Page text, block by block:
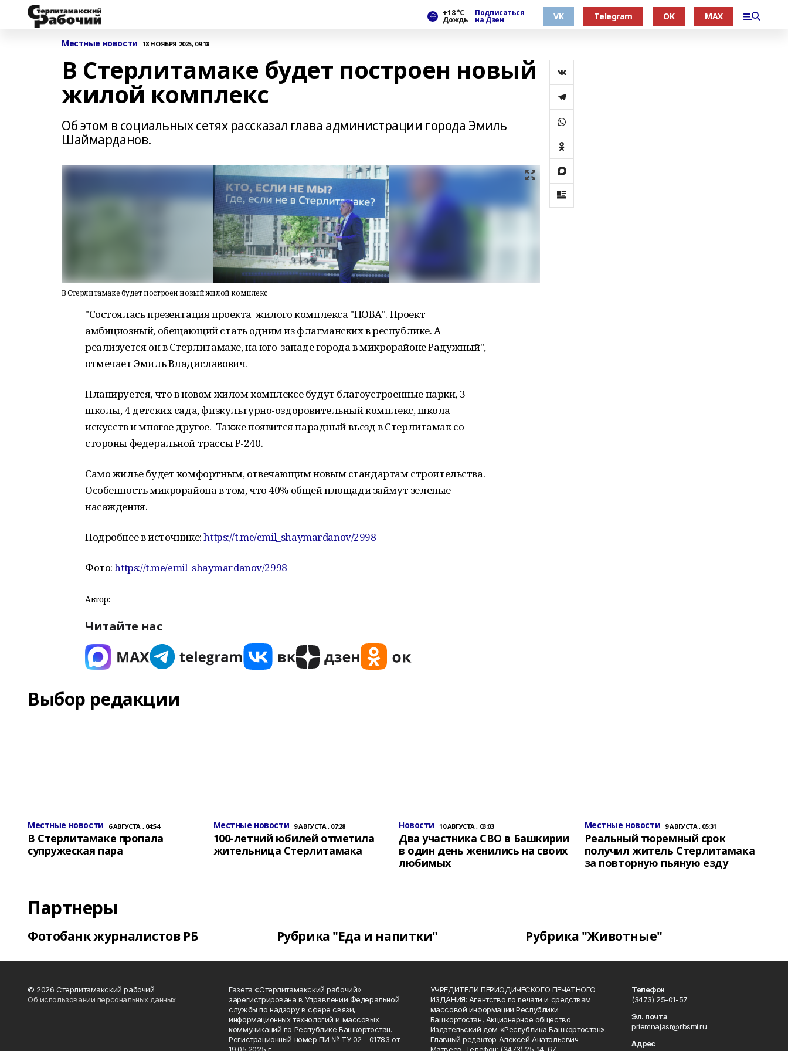
+18 °С
Дождь
Подписаться
на Дзен VK Telegram OK MAX
Местные новости 18 НОЯБРЯ 2025, 09:18
В Стерлитамаке будет построен новый
жилой комплекс
Об этом в социальных сетях рассказал глава администрации города Эмиль
Шаймарданов.
В Стерлитамаке будет построен новый жилой комплекс
"Состоялась презентация проекта жилого комплекса "НОВА". Проект
амбициозный, обещающий стать одним из флагманских в республике. А
реализуется он в Стерлитамаке, на юго-западе города в микрорайоне Радужный", -
отмечает Эмиль Владиславович.
Планируется, что в новом жилом комплексе будут благоустроенные парки, 3
школы, 4 детских сада, физкультурно-оздоровительный комплекс, школа
искусств и многое другое. Также появится парадный въезд в Стерлитамак со
стороны федеральной трассы Р-240.
Само жилье будет комфортным, отвечающим новым стандартам строительства.
Особенность микрорайона в том, что 40% общей площади займут зеленые
насаждения.
Подробнее в источнике:https://t.me/emil_shaymardanov/2998
Фото:https://t.me/emil_shaymardanov/2998
Автор:
Читайте нас
Выбор редакции
Местные новости 6 АВГУСТА , 04:54
В Стерлитамаке пропала
супружеская пара
Местные новости 9 АВГУСТА , 07:28
100-летний юбилей отметила
жительница Стерлитамака
Новости 10 АВГУСТА , 03:03
Два участника СВО в Башкирии
в один день женились на своих
любимых
Местные новости 9 АВГУСТА , 05:31
Реальный тюремный срок
получил житель Стерлитамака
за повторную пьяную езду
Партнеры
Фотобанк журналистов РБ Рубрика "Еда и напитки" Рубрика "Животные"
© 2026 Стерлитамакский рабочий
Об использовании персональных данных
Газета «Стерлитамакский рабочий»
зарегистрирована в Управлении Федеральной
службы по надзору в сфере связи,
информационных технологий и массовых
коммуникаций по Республике Башкортостан.
Регистрационный номер ПИ № ТУ 02 - 01783 от
УЧРЕДИТЕЛИ ПЕРИОДИЧЕСКОГО ПЕЧАТНОГО
ИЗДАНИЯ: Агентство по печати и средствам
массовой информации Республики
Башкортостан, Акционерное общество
Издательский дом «Республика Башкортостан».
Главный редактор Алексей Анатольевич
Телефон
(3473) 25-01-57
Эл. почта
priemnajasr@rbsmi.ru
Адрес